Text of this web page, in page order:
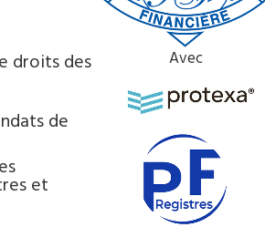
droits des
de
et
Avec